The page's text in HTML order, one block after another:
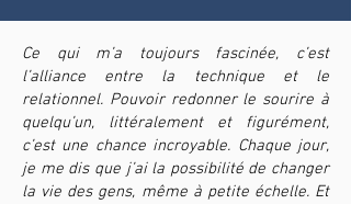
Ce qui m’a toujours fascinée, c’est
l’alliance entre la technique et le
relationnel. Pouvoir redonner le sourire à
quelqu’un, littéralement et figurément,
c’est une chance incroyable. Chaque jour,
je me dis que j’ai la possibilité de changer
la vie des gens, même à petite échelle. Et